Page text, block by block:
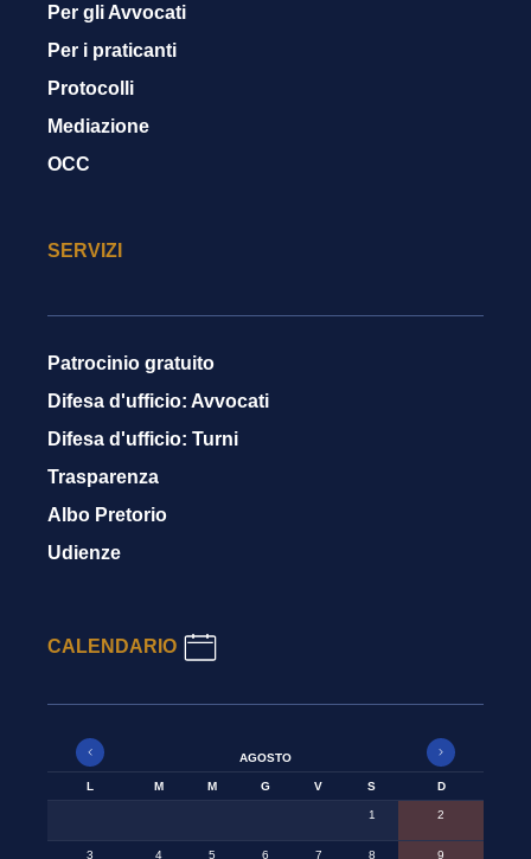
Per gli Avvocati
Per i praticanti
Protocolli
Mediazione
OCC
SERVIZI
Patrocinio gratuito
Difesa d'ufficio: Avvocati
Difesa d'ufficio: Turni
Trasparenza
Albo Pretorio
Udienze
CALENDARIO
AGOSTO
L M M G V S D
1 2
3 4 5 6 7 8 9